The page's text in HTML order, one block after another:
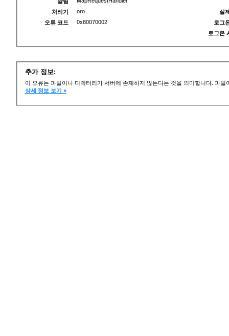
처리기
oro
오류 코드
0x80070002
실
로그
로그온
추가 정보:
이 오류는 파일이나 디렉터리가 서버에 존재하지 않는다는 것을 의미합니다. 파
상세 정보 보기 »